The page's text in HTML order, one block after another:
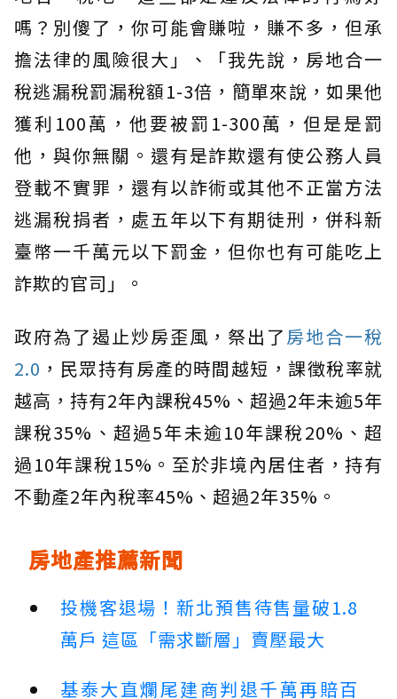
嗎？別傻了，你可能會賺啦，賺不多，但承
擔法律的風險很大」、「我先說，房地合一
稅逃漏稅罰漏稅額1-3倍，簡單來說，如果他
獲利100萬，他要被罰1-300萬，但是是罰
他，與你無關。還有是詐欺還有使公務人員
登載不實罪，還有以詐術或其他不正當方法
逃漏稅捐者，處五年以下有期徒刑，併科新
臺幣一千萬元以下罰金，但你也有可能吃上
詐欺的官司」。
政府為了遏止炒房歪風，祭出了房地合一稅
2.0 ，民眾持有房產的時間越短，課徵稅率就
越高，持有2年內課稅45%、超過2年未逾5年
課稅35%、超過5年未逾10年課稅20%、超
過10年課稅15%。至於非境內居住者，持有
不動產2年內稅率45%、超過2年35%。
房地產推薦新聞
投機客退場！新北預售待售量破1.8
萬戶 這區「需求斷層」賣壓最大
基泰大直爛尾建商判退千萬再賠百